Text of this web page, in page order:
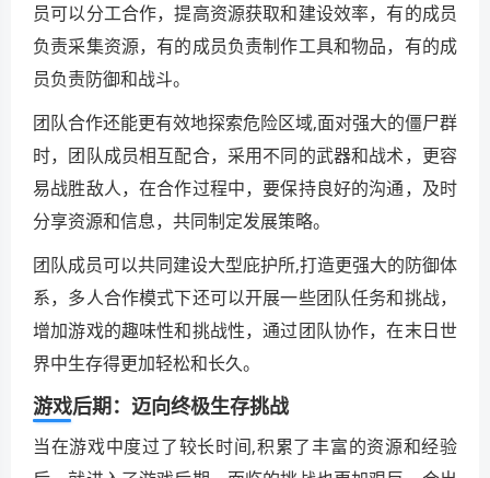
员可以分工合作，提高资源获取和建设效率，有的成员
负责采集资源，有的成员负责制作工具和物品，有的成
员负责防御和战斗。
团队合作还能更有效地探索危险区域,面对强大的僵尸群
时，团队成员相互配合，采用不同的武器和战术，更容
易战胜敌人，在合作过程中，要保持良好的沟通，及时
分享资源和信息，共同制定发展策略。
团队成员可以共同建设大型庇护所,打造更强大的防御体
系，多人合作模式下还可以开展一些团队任务和挑战，
增加游戏的趣味性和挑战性，通过团队协作，在末日世
界中生存得更加轻松和长久。
游戏后期：迈向终极生存挑战
当在游戏中度过了较长时间,积累了丰富的资源和经验